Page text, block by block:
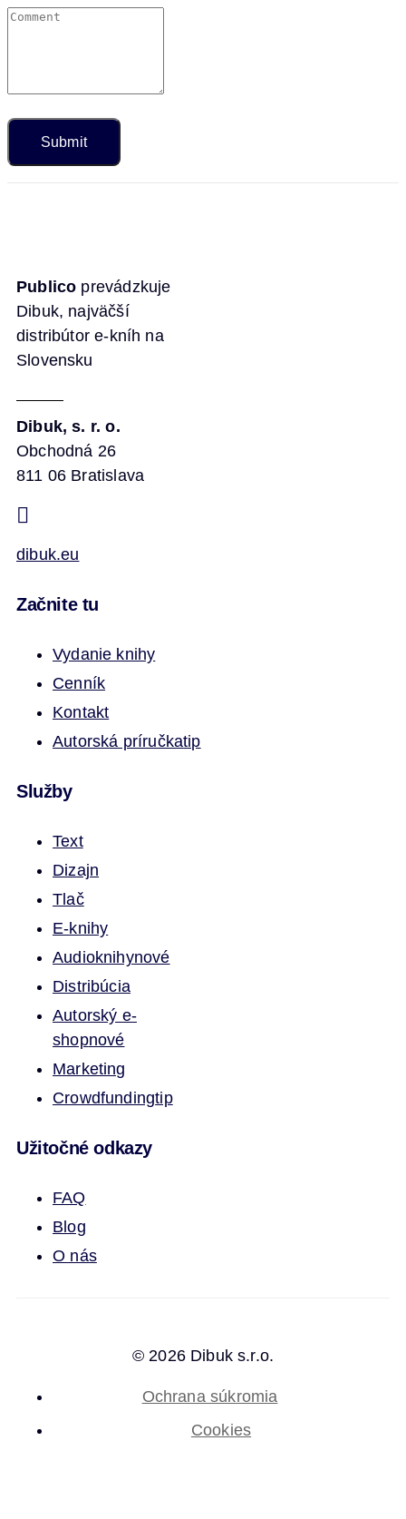
Publico prevádzkuje
Dibuk, najväčší
distribútor e-kníh na
Slovensku
Dibuk, s. r. o.
Obchodná 26
811 06 Bratislava
dibuk.eu
Začnite tu
Vydanie knihy
Cenník
Kontakt
Autorská príručkatip
Služby
Text
Dizajn
Tlač
E-knihy
Audioknihynové
Distribúcia
Autorský e-
shopnové
Marketing
Crowdfundingtip
Užitočné odkazy
FAQ
Blog
O nás
© 2026 Dibuk s.r.o.
Ochrana súkromia
Cookies